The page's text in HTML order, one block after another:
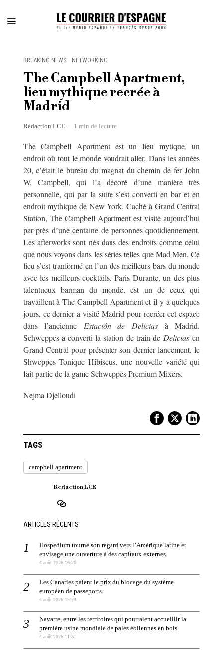
BREAKING NEWS · NETWORKING
The Campbell Apartment,
lieu mythique recrée à
Madrid
Redaction LCE 1 min de lecture
The Campbell Apartment est un lieu mytique, un
endroit où tout le monde voudrait aller.Dans les années
20, c’était le bureau du magnat du chemin de fer John
W. Campbell, qui l’a décoré d’une manière très
personnelle, qui par la suite s’est converti en bar et en
endroit mythique de New York. Caché à Grand Central
Station, The Campbell Apartment est visité aujourd’hui
par près d’une centaine de personnes quotidiennement.
Les afterworks sont nés dans des endroits comme celui
que nous voyons dans les séries telles que Mad Men.Ce
lieu s’est tranformé en l’un des meilleurs bars du monde
avec les meilleurs cocktails. Paris Durante, un des plus
talentueux barman du monde, est un de ceux qui
travaillent à The Campbell Apartment et il y a quelques
jours, ce dernier a visité Madrid pour recréer cet espace
dans l’ancienne Estación de Deliciasà Madrid.
Schweppes a converti la station de train de Delicias en
Grand Central pour présenter son dernier lancement, le
Shweppes Tonique Hibiscus, une nouvelle variété qui
fait partie de la game Schweppes Premium Mixers.
Nejma Djelloudi
TAGS
campbell apartment
Redaction LCE
ARTICLES RÉCENTS
Hospedium tourne son regard vers l’Amérique latine et
envisage une ouverture à des capitaux externes.
4 août 2026 16:20
Les Canaries paient le prix du blocage du système
européen de passeports.
4 août 2026 15:23
Navarre, entre les territoires qui pourraient accueillir la
première usine mondiale de pales éoliennes en bois.
4 août 2026 11:31